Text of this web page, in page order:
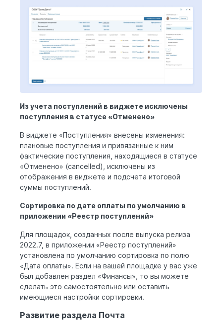
Из учета поступлений в виджете исключены
поступления в статусе «Отменено»
В виджете «Поступления» внесены изменения:
плановые поступления и привязанные к ним
фактические поступления, находящиеся в статусе
«Отменено» (cancelled), исключены из
отображения в виджете и подсчета итоговой
суммы поступлений.
Сортировка по дате оплаты по умолчанию в
приложении «Реестр поступлений»
Для площадок, созданных после выпуска релиза
2022.7, в приложении «Реестр поступлений»
установлена по умолчанию сортировка по полю
«Дата оплаты». Если на вашей площадке у вас уже
был добавлен раздел «Финансы», то вы можете
сделать это самостоятельно или оставить
имеющиеся настройки сортировки.
Развитие раздела Почта